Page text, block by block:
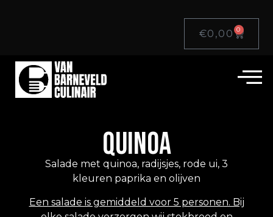
€0,00 0
QUINOA
Salade met quinoa, radijsjes, rode ui, 3
kleuren paprika en olijven
Een salade is gemiddeld voor 5 personen. Bij